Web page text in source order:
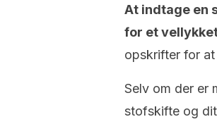
At indtage en
for et
opskrifter for
Selv om der er
stofskifte og